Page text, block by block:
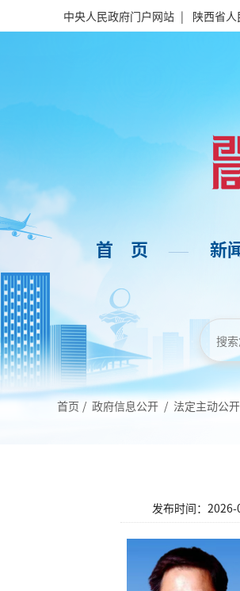
中央人民政府门户网站 | 陕西省
首 页 —— 新
首页 / 政府信息公开 / 法定主动公
发布时间：